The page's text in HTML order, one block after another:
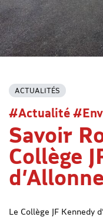
ACTUALITÉS
#Actualité
Savoir
Collège
Le Collège JF Kennedy